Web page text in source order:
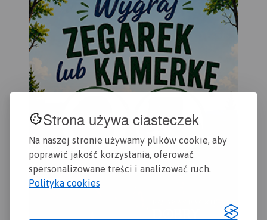
Strona używa ciasteczek
Na naszej stronie używamy plików cookie, aby
poprawić jakość korzystania, oferować
spersonalizowane treści i analizować ruch.
Polityka cookies